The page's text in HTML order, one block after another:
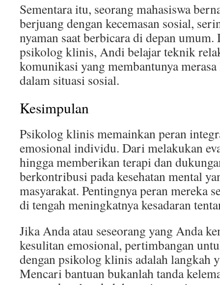
Sementara itu, seorang mahasiswa
berjuang dengan kecemasan sosial,
nyaman saat berbicara di depan
psikolog klinis, Andi belajar teknik
komunikasi yang membantunya
dalam situasi sosial.
Kesimpulan
Psikolog klinis memainkan peran
emosional individu. Dari melakukan
hingga memberikan terapi dan
berkontribusi pada kesehatan mental
masyarakat. Pentingnya peran mereka
di tengah meningkatnya kesadaran
Jika Anda atau seseorang yang Anda
kesulitan emosional, pertimbangan
dengan psikolog klinis adalah langkah
Mencari bantuan bukanlah tanda